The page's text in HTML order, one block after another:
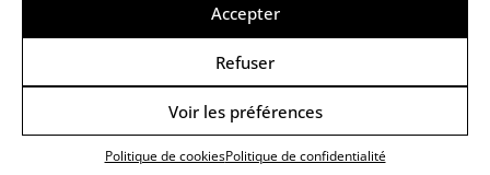
Accepter
Refuser
Voir les préférences
Politique de cookiesPolitique de confidentialité
© Copyright ANews WorkWell 2026
Politique de Confidentialité-Politique de cookies